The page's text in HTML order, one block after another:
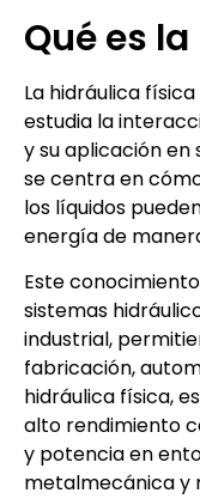
Qué es
La hidráulica
estudia la
y su aplicación en
se centra en
los líquidos
energía de
Este
sistemas
industrial,
fabricación,
hidráulica física,
alto rendimiento
y potencia en
metalmecánica y